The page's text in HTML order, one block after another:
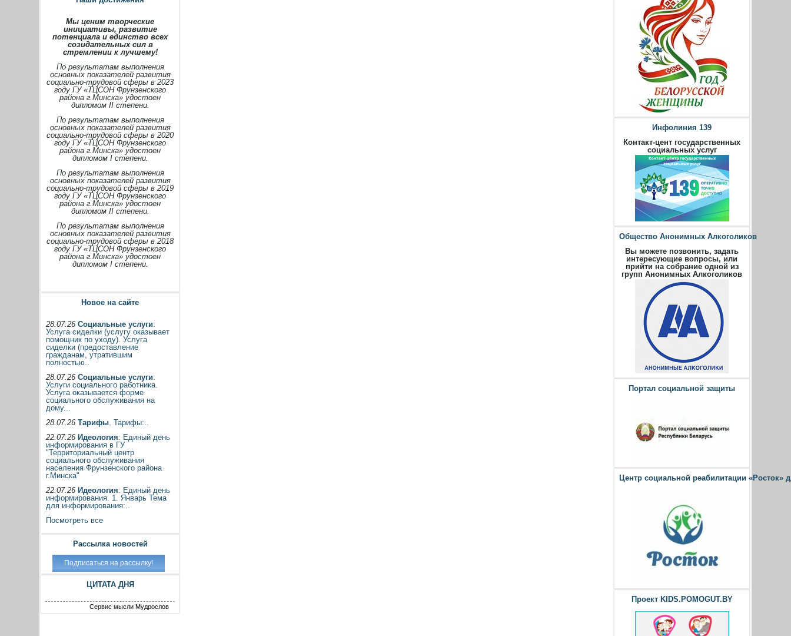
Мы ценим творческие
инициативы, развитие
потенциала и единство всех
созидательных сил в
стремлении к лучшему!
По результатам выполнения
основных показателей развития
социально-трудовой сферы в 2023
году ГУ «ТЦСОН Фрунзенского
района г.Минска» удостоен
дипломом II степени.
По результатам выполнения
основных показателей развития
социально-трудовой сферы в 2020
году ГУ «ТЦСОН Фрунзенского
района г.Минска» удостоен
дипломом I степени.
По результатам выполнения
основных показателей развития
социально-трудовой сферы в 2019
году ГУ «ТЦСОН Фрунзенского
района г.Минска» удостоен
дипломом II степени.
По результатам выполнения
основных показателей развития
социально-трудовой сферы в 2018
году ГУ «ТЦСОН Фрунзенского
района г.Минска» удостоен
дипломом I степени.
Новое на сайте
28.07.26 Социальные услуги:
Услуга сиделки (услугу оказывает
помощник по уходу). Услуга
сиделки (предоставление
гражданам, утратившим
полностью..
28.07.26 Социальные услуги:
Услуги социального работника.
Услуга оказывается форме
социального обслуживания на
дому...
28.07.26 Тарифы. Тарифы:..
22.07.26 Идеология: Единый день
информирования в ГУ
"Территориальный центр
социального обслуживания
населения Фрунзенского района
г.Минска"
22.07.26 Идеология: Единый день
информирования. 1. Январь Тема
для информирования:..
Посмотреть все
Рассылка новостей
ЦИТАТА ДНЯ
Сервис мысли Мудрослов
Инфолиния 139
Контакт-цент государственных
социальных услуг
Общество Анонимных Алкоголиков
Вы можете позвонить, задать
интересующие вопросы, или
прийти на собрание одной из
групп Анонимных Алкоголиков
Портал социальной защиты
Центр социальной реабилитации
Проект KIDS.POMOGUT.BY